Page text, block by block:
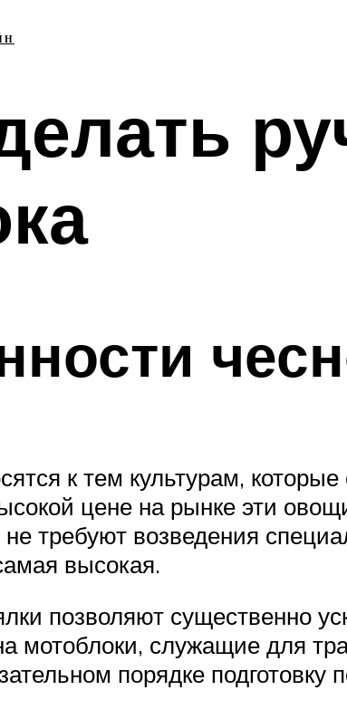
к тем культурам,
цене на рынке эти
требуют возведения
высокая.
позволяют существенно
мотоблоки, служащие для
порядке